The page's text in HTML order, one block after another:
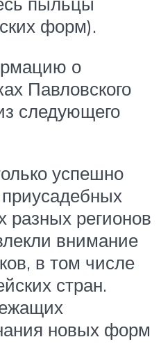
форм).
о
Павловского
следующего
успешно
разных регионов
внимание
в том числе
стран.
новых форм